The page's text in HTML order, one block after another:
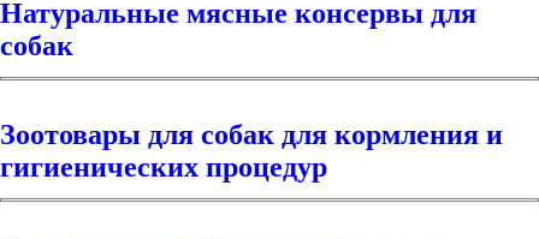
Натуральные мясные консервы для
собак
Зоотовары для собак для кормления и
гигиенических процедур